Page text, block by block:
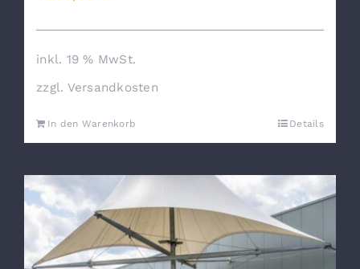
inkl. 19 % MwSt.
zzgl. Versandkosten
In den Warenkorb Details